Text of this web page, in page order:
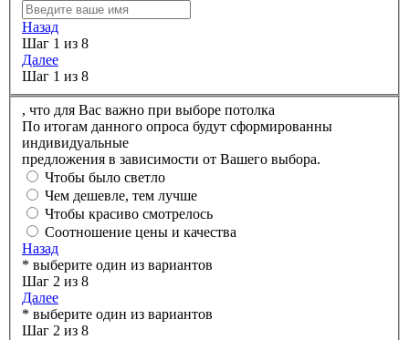
Назад
Шаг 1 из 8
Далее
Шаг 1 из 8
, что для Вас важно при выборе потолка
По итогам данного опроса будут сформированны
индивидуальные
предложения в зависимости от Вашего выбора.
Чтобы было светло
Чем дешевле, тем лучше
Чтобы красиво смотрелось
Соотношение цены и качества
Назад
* выберите один из вариантов
Шаг 2 из 8
Далее
* выберите один из вариантов
Шаг 2 из 8